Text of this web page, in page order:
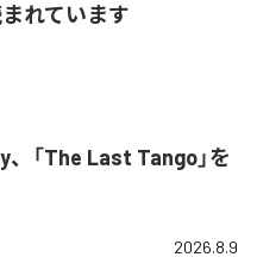
れています
「The Last Tango」を
2026.8.9